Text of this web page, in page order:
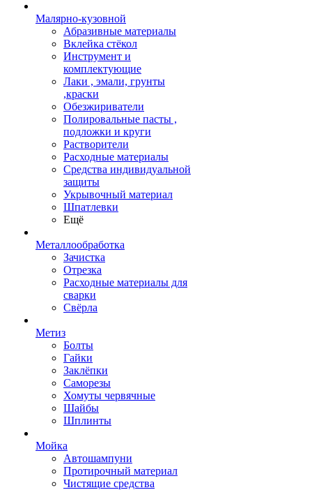
Малярно-кузовной
Абразивные материалы
Вклейка стёкол
Инструмент и
комплектующие
Лаки , эмали, грунты
,краски
Обезжириватели
Полировальные пасты ,
подложки и круги
Растворители
Расходные материалы
Средства индивидуальной
защиты
Укрывочный материал
Шпатлевки
Ещё
Металлообработка
Зачистка
Отрезка
Расходные материалы для
сварки
Свёрла
Метиз
Болты
Гайки
Заклёпки
Саморезы
Хомуты червячные
Шайбы
Шплинты
Мойка
Автошампуни
Протирочный материал
Чистящие средства